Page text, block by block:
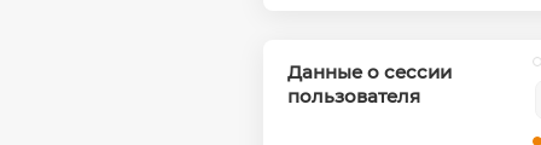
Данные о сессии
пользователя